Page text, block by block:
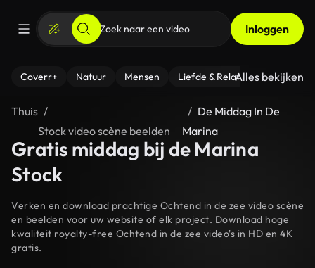
Inloggen
Coverr+ Natuur Mensen Liefde & Relaties - Fitness
Alles bekijken
Thuis
Stock video scène beelden
De Middag In De
Marina
Gratis middag bij de Marina
Stock
Verken en download prachtige Ochtend in de zee video scène
en beelden voor uw website of elk project. Download hoge
kwaliteit royalty-free Ochtend in de zee video's in HD en 4K
gratis.